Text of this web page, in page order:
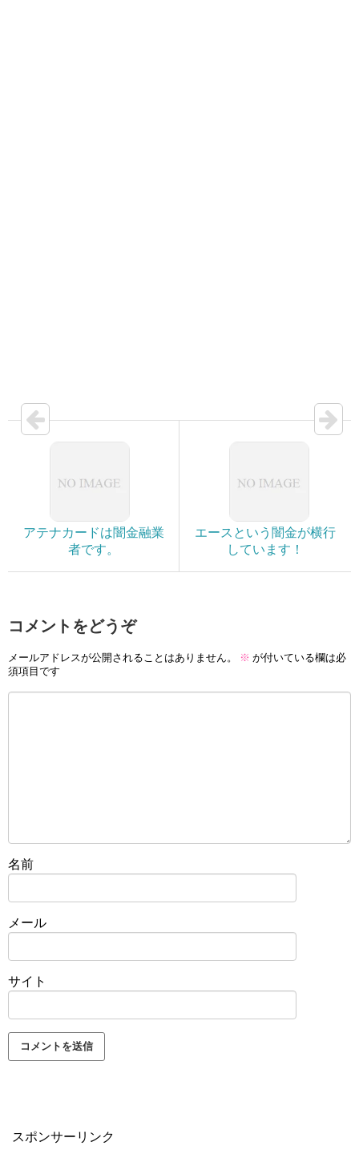
アテナカードは闇金融業
者です。
エースという闇金が横行
しています！
コメントをどうぞ
メールアドレスが公開されることはありません。 ※ が付いている欄は必
須項目です
名前
メール
サイト
スポンサーリンク